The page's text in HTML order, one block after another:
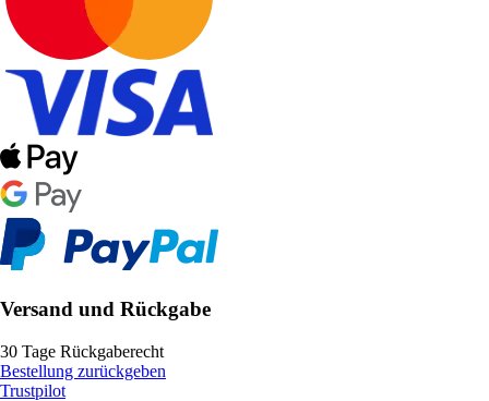
Versand und Rückgabe
30 Tage Rückgaberecht
Bestellung zurückgeben
Trustpilot